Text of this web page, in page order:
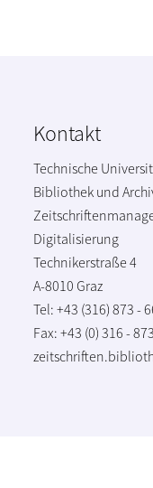
Kontakt
Technische
Bibliothek und
Digitalisierung
Technikerstraße 4
A-8010 Graz
Tel: +43 (316) 873 -
Fax: +43 (0) 316 -